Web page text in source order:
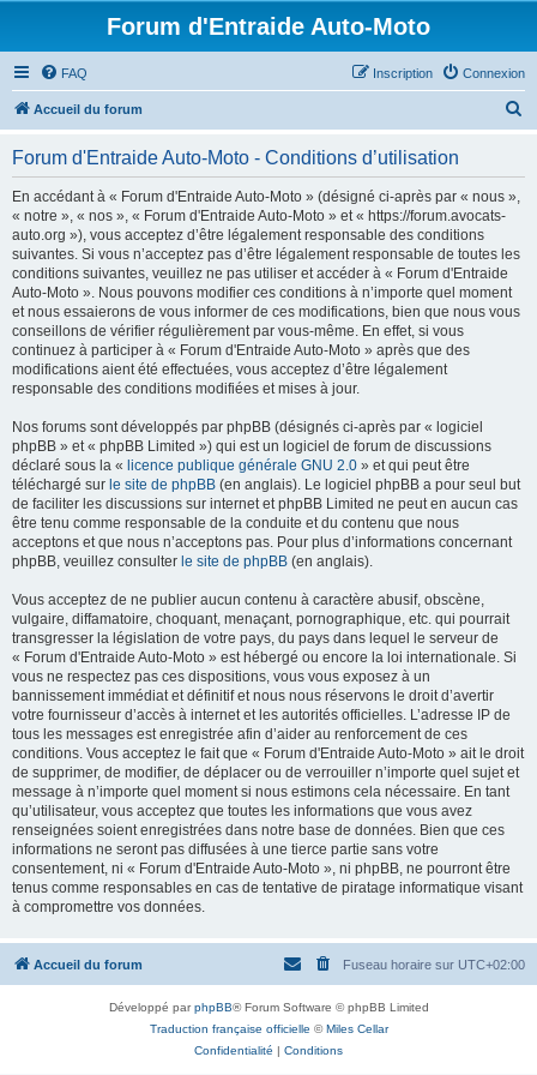
Forum d'Entraide Auto-Moto
FAQ Connexion
Inscription
Accueil du forum
Forum d'Entraide Auto-Moto - Conditions d’utilisation
En accédant à « Forum d'Entraide Auto-Moto » (désigné ci-après par « nous »,
« notre », « nos », « Forum d'Entraide Auto-Moto » et « https://forum.avocats-
auto.org »), vous acceptez d’être légalement responsable des conditions
suivantes. Si vous n’acceptez pas d’être légalement responsable de toutes les
conditions suivantes, veuillez ne pas utiliser et accéder à « Forum d'Entraide
Auto-Moto ». Nous pouvons modifier ces conditions à n’importe quel moment
et nous essaierons de vous informer de ces modifications, bien que nous vous
conseillons de vérifier régulièrement par vous-même. En effet, si vous
continuez à participer à « Forum d'Entraide Auto-Moto » après que des
modifications aient été effectuées, vous acceptez d’être légalement
responsable des conditions modifiées et mises à jour.
Nos forums sont développés par phpBB (désignés ci-après par « logiciel
phpBB » et « phpBB Limited ») qui est un logiciel de forum de discussions
déclaré sous la « licence publique générale GNU 2.0 » et qui peut être
téléchargé sur le site de phpBB (en anglais). Le logiciel phpBB a pour seul but
de faciliter les discussions sur internet et phpBB Limited ne peut en aucun cas
être tenu comme responsable de la conduite et du contenu que nous
acceptons et que nous n’acceptons pas. Pour plus d’informations concernant
phpBB, veuillez consulter le site de phpBB (en anglais).
Vous acceptez de ne publier aucun contenu à caractère abusif, obscène,
vulgaire, diffamatoire, choquant, menaçant, pornographique, etc. qui pourrait
transgresser la législation de votre pays, du pays dans lequel le serveur de
« Forum d'Entraide Auto-Moto » est hébergé ou encore la loi internationale. Si
vous ne respectez pas ces dispositions, vous vous exposez à un
bannissement immédiat et définitif et nous nous réservons le droit d’avertir
votre fournisseur d’accès à internet et les autorités officielles. L’adresse IP de
tous les messages est enregistrée afin d’aider au renforcement de ces
conditions. Vous acceptez le fait que « Forum d'Entraide Auto-Moto » ait le droit
de supprimer, de modifier, de déplacer ou de verrouiller n’importe quel sujet et
message à n’importe quel moment si nous estimons cela nécessaire. En tant
qu’utilisateur, vous acceptez que toutes les informations que vous avez
renseignées soient enregistrées dans notre base de données. Bien que ces
informations ne seront pas diffusées à une tierce partie sans votre
consentement, ni « Forum d'Entraide Auto-Moto », ni phpBB, ne pourront être
tenus comme responsables en cas de tentative de piratage informatique visant
à compromettre vos données.
Accueil du forum Fuseau horaire sur UTC+02:00
Développé parphpBB® Forum Software © phpBB Limited
Traduction française officielle ©Miles Cellar
Confidentialité | Conditions